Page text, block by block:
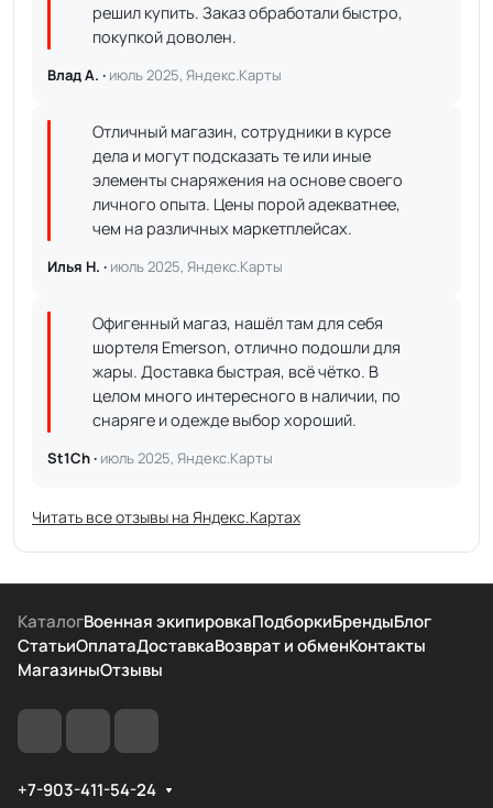
решил купить. Заказ обработали быстро,
покупкой доволен.
Влад А. · июль 2025, Яндекс.Карты
Отличный магазин, сотрудники в курсе
дела и могут подсказать те или иные
элементы снаряжения на основе своего
личного опыта. Цены порой адекватнее,
чем на различных маркетплейсах.
Илья Н. · июль 2025, Яндекс.Карты
Офигенный магаз, нашёл там для себя
шортеля Emerson, отлично подошли для
жары. Доставка быстрая, всё чётко. В
целом много интересного в наличии, по
снаряге и одежде выбор хороший.
St1Ch · июль 2025, Яндекс.Карты
Читать все отзывы на Яндекс.Картах
КаталогВоенная экипировкаПодборкиБрендыБлог
СтатьиОплатаДоставкаВозврат и обменКонтакты
МагазиныОтзывы
+7-903-411-54-24